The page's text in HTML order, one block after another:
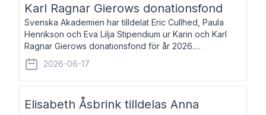
Karl Ragnar Gierows donationsfond
Svenska Akademien har tilldelat Eric Cullhed, Paula
Henrikson och Eva Lilja Stipendium ur Karin och Karl
Ragnar Gierows donationsfond för år 2026.
Stipendiebeloppet är på 70 000 kronor vardera. Eric
Cullhed, född 1985, är professor i grekis
2026-06-17
Elisabeth Åsbrink tilldelas Anna